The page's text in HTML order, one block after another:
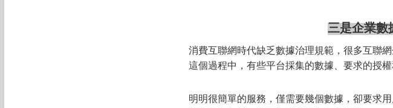
三是企業數
消費互聯網時代缺乏數據治理規範，很多互聯
這個過程中，有些平台採集的數據、要求的授權
明明很簡單的服務，僅需要幾個數據，卻要求